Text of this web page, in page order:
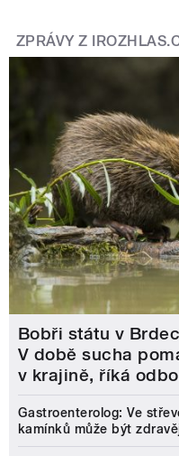
ZPRÁVY Z
Bobři státu v
V době sucha
v krajině, říká
Gastroenterolog: Ve
kamínků může být